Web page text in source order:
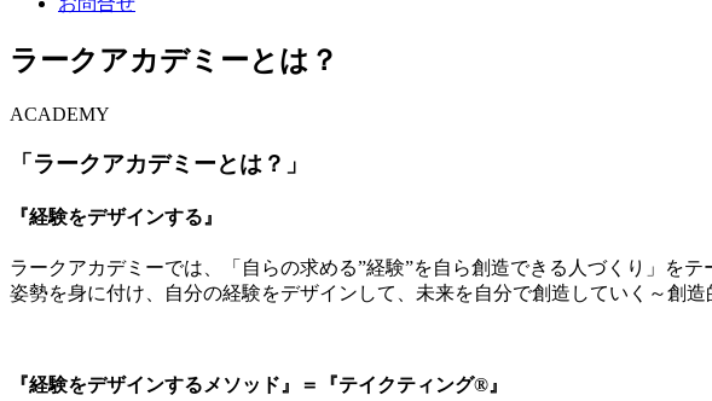
ラークアカデミーとは？
ACADEMY
「ラークアカデミーとは？」
『経験をデザインする』
ラークアカデミーでは、「自らの求める”経験”を自ら創造できる人づくり」を
姿勢を身に付け、自分の経験をデザインして、未来を自分で創造していく～創造
『経験をデザインするメソッド』＝『テイクティング®』